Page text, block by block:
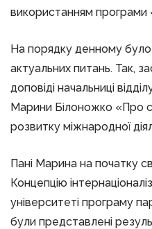
використанням
На порядку денному було
актуальних питань. Так,
доповіді начальниці
Марини Білоножко «Про
розвитку міжнародної
Пані Марина на початку
Концепцію
університеті програму
були представлені